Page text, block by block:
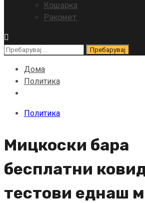
Кошарка
Ракомет
Пребарувај
Дома
Политика
Политика
Мицкоски бара
бесплатни
тестови еднаш